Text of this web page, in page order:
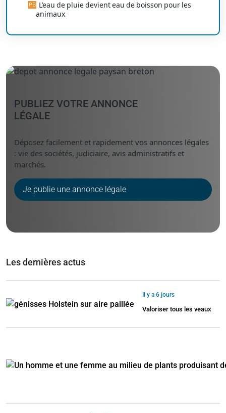
L’eau de pluie devient eau de boisson pour les
animaux
PUBLIEZ VOTRE ANNONCE
LÉGALE
Déposez facilement et rapidement vos annonces légales
: vie des sociétés, judiciaire, avis administratifs et
marchés.
Je publie une annonce légale
Les dernières actus
Il y a 6 jours
Valoriser tous les veaux